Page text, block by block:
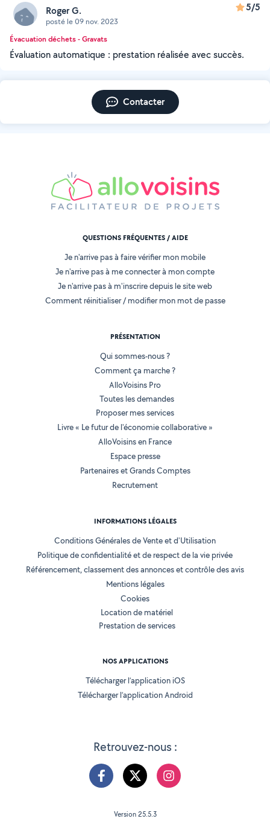
Roger G.
posté le 09 nov. 2023
5/5
Évacuation déchets - Gravats
Évaluation automatique : prestation réalisée avec succès.
Contacter
Retrouvez-nous :
QUESTIONS FRÉQUENTES / AIDE
Je n'arrive pas à faire vérifier mon mobile
Je n'arrive pas à me connecter à mon compte
Je n'arrive pas à m'inscrire depuis le site web
Comment réinitialiser / modifier mon mot de passe
PRÉSENTATION
Qui sommes-nous ?
Comment ça marche ?
AlloVoisins Pro
Toutes les demandes
Proposer mes services
Livre « Le futur de l'économie collaborative »
AlloVoisins en France
Espace presse
Partenaires et Grands Comptes
Recrutement
INFORMATIONS LÉGALES
Conditions Générales de Vente et d'Utilisation
Politique de confidentialité et de respect de la vie privée
Référencement, classement des annonces et contrôle des avis
Mentions légales
Cookies
Location de matériel
Prestation de services
NOS APPLICATIONS
Télécharger l’application iOS
Télécharger l’application Android
Version 25.5.3